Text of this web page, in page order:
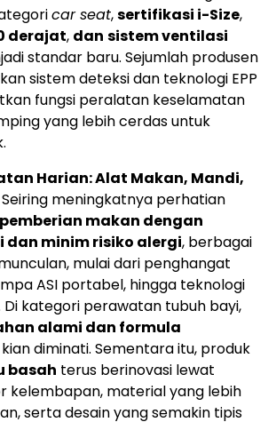
car seat,sertifikasi i-Size,
derajat, dan sistem ventilasi
standar baru. Sejumlah produsen
sistem deteksi dan teknologi EPP
fungsi peralatan keselamatan
yang lebih cerdas untuk
Harian: Alat Makan, Mandi,
meningkatnya perhatian
makan dengan
dan minim risiko alergi, berbagai
mulai dari penghangat
ASI portabel, hingga teknologi
kategori perawatan tubuh bayi,
alami dan formula
kian diminati. Sementara itu, produk
basah terus berinovasi lewat
kelembapan, material yang lebih
serta desain yang semakin tipis